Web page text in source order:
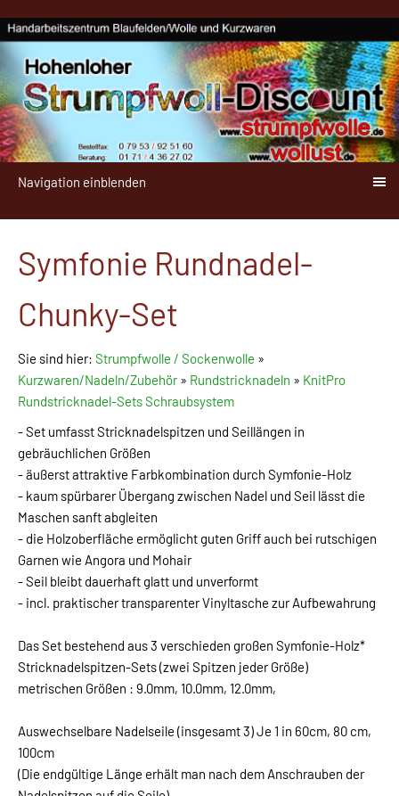
Navigation einblenden
Symfonie Rundnadel-
Chunky-Set
Sie sind hier: Strumpfwolle / Sockenwolle »
Kurzwaren/Nadeln/Zubehör» Rundstricknadeln » KnitPro
Rundstricknadel-Sets Schraubsystem
- Set umfasst Stricknadelspitzen und Seillängen in
gebräuchlichen Größen
- äußerst attraktive Farbkombination durch Symfonie-Holz
- kaum spürbarer Übergang zwischen Nadel und Seil lässt die
Maschen sanft abgleiten
- die Holzoberfläche ermöglicht guten Griff auch bei rutschigen
Garnen wie Angora und Mohair
- Seil bleibt dauerhaft glatt und unverformt
- incl. praktischer transparenter Vinyltasche zur Aufbewahrung
Das Set bestehend aus 3 verschieden großen Symfonie-Holz*
Stricknadelspitzen-Sets (zwei Spitzen jeder Größe)
metrischen Größen : 9.0mm, 10.0mm, 12.0mm,
Auswechselbare Nadelseile (insgesamt 3) Je 1 in 60cm, 80 cm,
100cm
(Die endgültige Länge erhält man nach dem Anschrauben der